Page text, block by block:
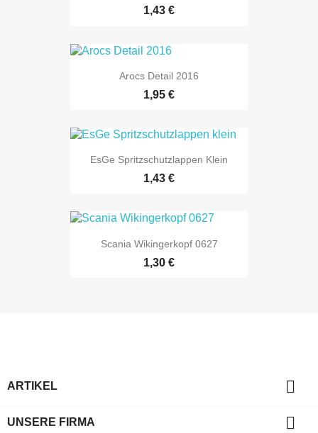
1,43 €
Arocs Detail 2016
1,95 €
EsGe Spritzschutzlappen Klein
1,43 €
Scania Wikingerkopf 0627
1,30 €
ARTIKEL 
UNSERE FIRMA 